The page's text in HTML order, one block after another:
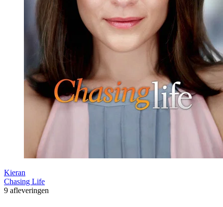
Kieran
Chasing Life
9 afleveringen